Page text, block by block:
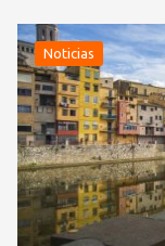
Noticias